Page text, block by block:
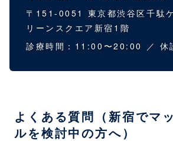
〒151-0051 東京都渋谷区千駄
リーンスクエア新宿1階
診療時間：11:00〜20:00 ／ 休
よくある質問（新宿でマ
ルを検討中の方へ）